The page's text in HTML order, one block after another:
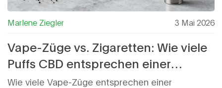
Marlene Ziegler 3 Mai 2026
Vape-Züge vs. Zigaretten: Wie viele
Puffs CBD entsprechen einer
Zigarette?
Wie viele Vape-Züge entsprechen einer